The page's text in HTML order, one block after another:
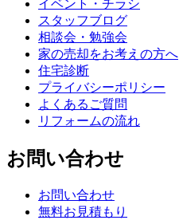
イベント・チラシ
スタッフブログ
相談会・勉強会
家の売却をお考えの方へ
住宅診断
プライバシーポリシー
よくあるご質問
リフォームの流れ
お問い合わせ
お問い合わせ
無料お見積もり